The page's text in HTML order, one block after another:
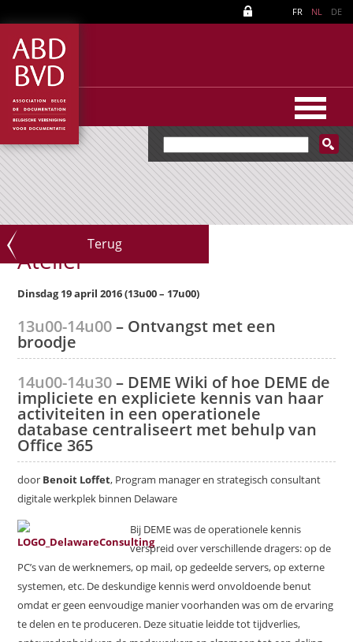
FR NL DE
Terug
Atelier
Dinsdag 19 april 2016 (13u00 – 17u00)
13u00-14u00– Ontvangst met een
broodje
14u00-14u30– DEME Wiki of hoe DEME de
impliciete en expliciete kennis van haar
activiteiten in een operationele
database centraliseert met behulp van
Office 365
door Benoit Loffet, Program manager en strategisch consultant
digitale werkplek binnen Delaware
Bij DEME was de operationele kennis
verspreid over verschillende dragers: op de
PC’s van de werknemers, op mail, op gedeelde servers, op externe
systemen, etc. De deskundige kennis werd onvoldoende benut
omdat er geen eenvoudige manier voorhanden was om de ervaring
te delen en te produceren. Deze situatie leidde tot tijdverlies,